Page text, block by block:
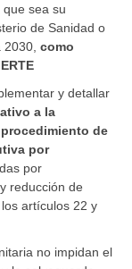
sea su
de Sanidad o
como
y detallar
a la
de
por
por
reducción de
artículos 22 y
no impidan el